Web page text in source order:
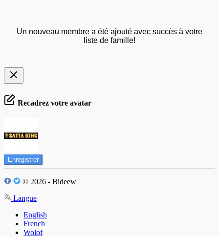
Un nouveau membre a été ajouté avec succès à votre
liste de famille!
Recadrez votre avatar
Enregistrer
© 2026 - Bideew
Langue
English
French
Wolof